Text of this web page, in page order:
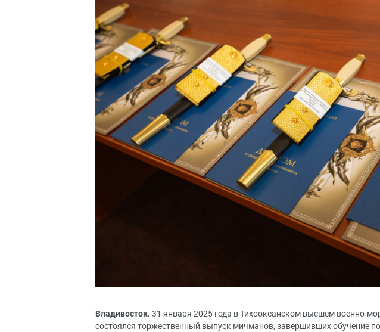
Владивосток. 31 января 2025 года в Тихоокеанском высшем военно-
состоялся торжественный выпуск мичманов, завершивших обучение